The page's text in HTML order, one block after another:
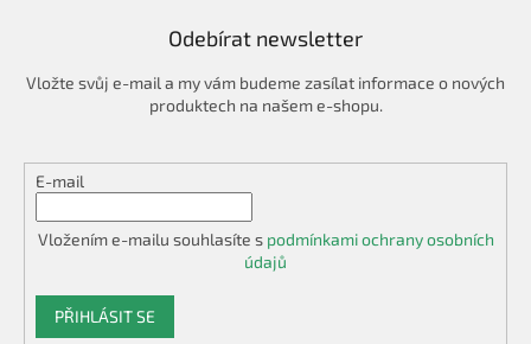
p
r
v
k
v
s
u
Odebírat newsletter
Vložte svůj e-mail a my vám budeme zasílat informace o nových
produktech na našem e-shopu.
E-mail
Vložením e-mailu souhlasíte s podmínkami ochrany osobních
údajů
PŘIHLÁSIT SE